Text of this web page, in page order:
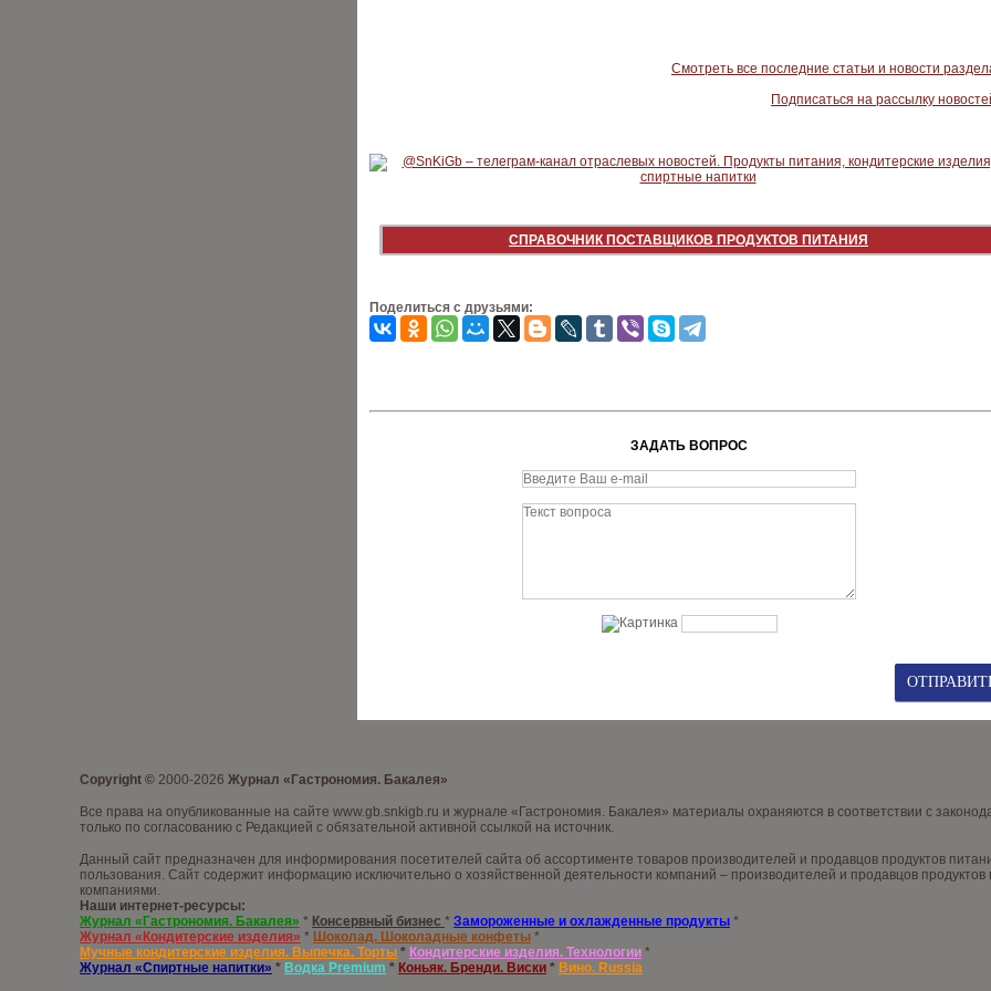
Смотреть все последние статьи и новости
Подписаться на рассылку
СПРАВОЧНИК ПОСТАВЩИКОВ ПРОДУКТОВ ПИТАНИЯ
Поделиться с друзьями:
ЗАДАТЬ ВОПРОС
Copyright © 2000-2026 Журнал «Гастрономия. Бакалея»
Все права на опубликованные на сайте www.gb.snkigb.ru и журнале «Гастрономия. Бакалея» материалы охраняются в соответствии с
только по согласованию с Редакцией с обязательной активной ссылкой на источник.
Данный сайт предназначен для информирования посетителей сайта об ассортименте товаров производителей и продавцов продуктов
пользования. Сайт содержит информацию исключительно о хозяйственной деятельности компаний – производителей и продавцов
компаниями.
Наши интернет-ресурсы:
Журнал «Гастрономия. Бакалея» * Консервный бизнес * Замороженные и охлажденные продукты *
Журнал «Кондитерские изделия» * Шоколад. Шоколадные конфеты *
Мучные кондитерские изделия. Выпечка. Торты * Кондитерские изделия. Технологии *
Журнал «Спиртные напитки» * Водка Premium * Коньяк. Бренди. Виски * Вино. Russia